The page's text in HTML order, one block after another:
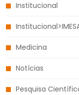
Institucional
Medicina
Notícias
Pesquisa